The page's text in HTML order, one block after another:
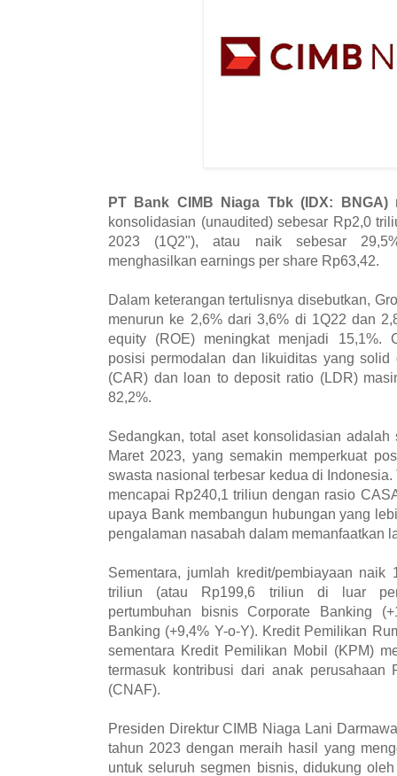
PT Bank CIMB Niaga Tbk (IDX: BNGA)
konsolidasian (unaudited) sebesar Rp2,0
2023 (1Q2"), atau naik sebesar
menghasilkan earnings per share Rp63,42.
Dalam keterangan tertulisnya disebutkan,
menurun ke 2,6% dari 3,6% di 1Q22 dan
equity (ROE) meningkat menjadi 15,1%.
posisi permodalan dan likuiditas yang
(CAR) dan loan to deposit ratio (LDR)
82,2%.
Sedangkan, total aset konsolidasian
Maret 2023, yang semakin memperkuat
swasta nasional terbesar kedua di
mencapai Rp240,1 triliun dengan rasio
upaya Bank membangun hubungan yang
pengalaman nasabah dalam memanfaatkan
Sementara, jumlah kredit/pembiayaan naik
triliun (atau Rp199,6 triliun di luar
pertumbuhan bisnis Corporate Banking
Banking (+9,4% Y-o-Y). Kredit Pemilikan
sementara Kredit Pemilikan Mobil (KPM)
termasuk kontribusi dari anak perusahaan
(CNAF).
Presiden Direktur CIMB Niaga Lani
tahun 2023 dengan meraih hasil yang
untuk seluruh segmen bisnis, didukung